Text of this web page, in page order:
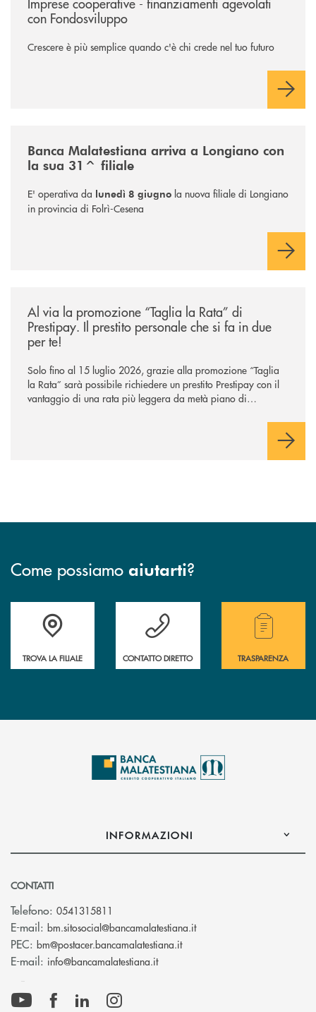
con Fondosviluppo
Crescere è più semplice quando c'è chi crede nel tuo futuro
Banca Malatestiana arriva a Longiano con
la sua 31^ filiale
E' operativa da lunedì 8 giugno la nuova filiale di Longiano
in provincia di Folrì-Cesena
Al via la promozione “Taglia la Rata” di
Prestipay. Il prestito personale che si fa in due
per te!
Solo fino al 15 luglio 2026, grazie alla promozione “Taglia
la Rata” sarà possibile richiedere un prestito Prestipay con il
vantaggio di una rata più leggera da metà piano di
Come possiamo aiutarti?
Trova la filiale più vicina a te.
TROVA LA FILIALE
Hai bisogno di assistenza ?&nbsp;
CONTATTO DIRETTO
Hai bisogno di
TRASPARENZA
INFORMAZIONI
CONTATTI
Telefono: 0541315811
E-mail: bm.sitosocial@bancamalatestiana.it(si apre l’app di posta
PEC: bm@postacer.bancamalatestiana.it(si apre l’app di posta
E-mail: info@bancamalatestiana.it(si apre l’app di posta